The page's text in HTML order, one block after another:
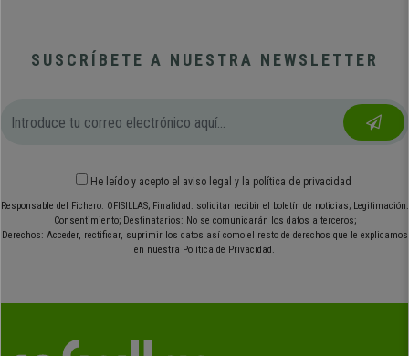
SUSCRÍBETE A NUESTRA NEWSLETTER
He leído y acepto el aviso legal y la política de privacidad
Responsable del Fichero: OFISILLAS; Finalidad: solicitar recibir el boletín de noticias; Legitimación:
Consentimiento; Destinatarios: No se comunicarán los datos a terceros;
Derechos: Acceder, rectificar, suprimir los datos así como el resto de derechos que le explicamos
en nuestra Política de Privacidad.